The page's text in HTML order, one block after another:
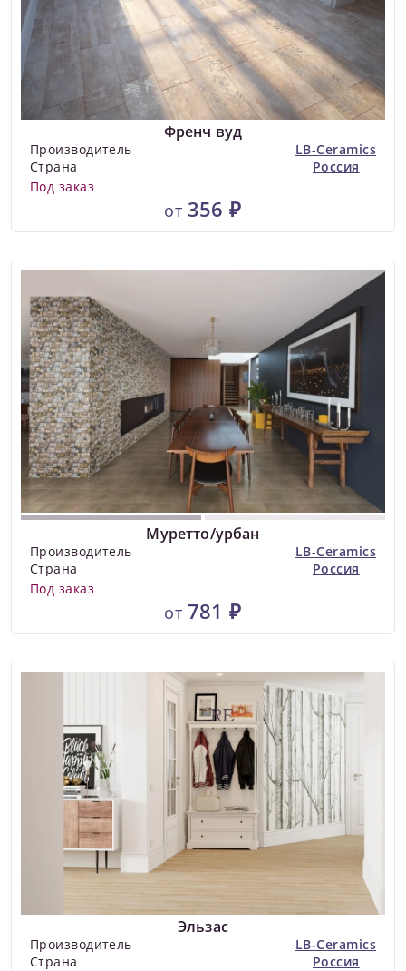
Френч вуд
Производитель
LB-Ceramics
Страна
Россия
Под заказ
от 356 ₽
Муретто/урбан
Производитель
LB-Ceramics
Страна
Россия
Под заказ
от 781 ₽
Эльзас
Производитель
LB-Ceramics
Страна
Россия